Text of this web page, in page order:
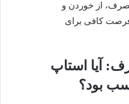
پس از مصرف، از خوردن و
فرصت کافی برای
آیا استاپ
بود؟